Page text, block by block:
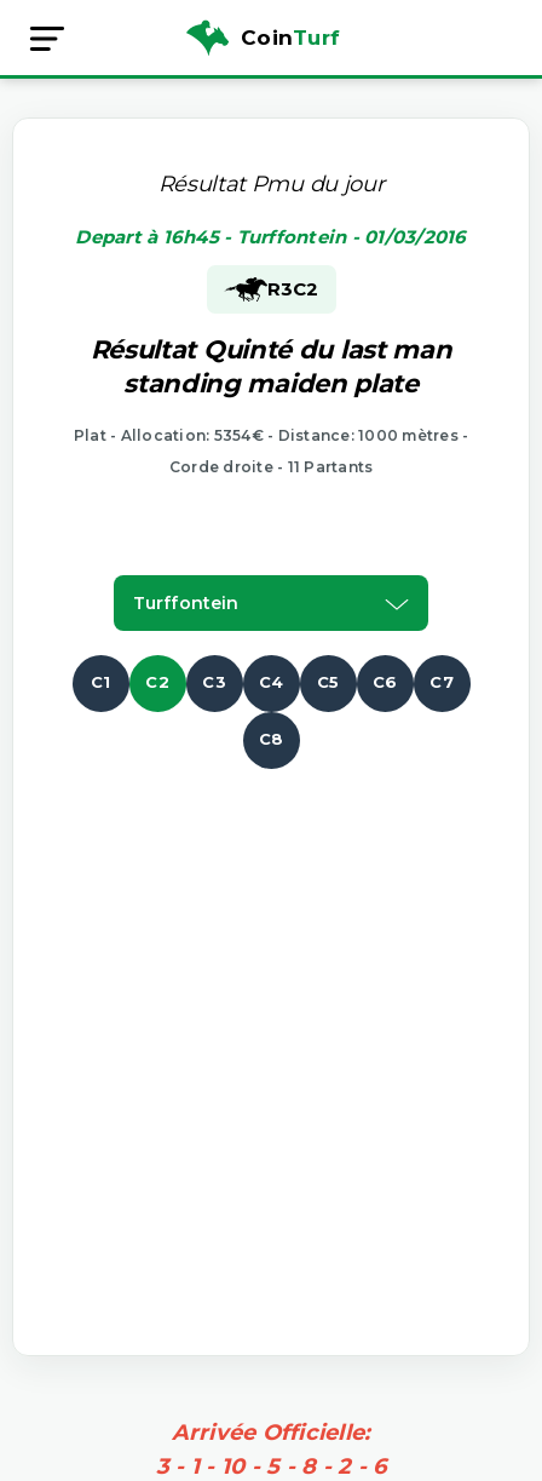
CoinTurf
Résultat Pmu du jour
Depart à 16h45 - Turffontein - 01/03/2016
R3C2
Résultat Quinté du last man
standing maiden plate
Plat - Allocation: 5354€ - Distance: 1000 mètres -
Corde droite - 11 Partants
Turffontein
C1 C2 C3 C4 C5 C6 C7
C8
Arrivée Officielle:
3 - 1 - 10 - 5 - 8 - 2 - 6